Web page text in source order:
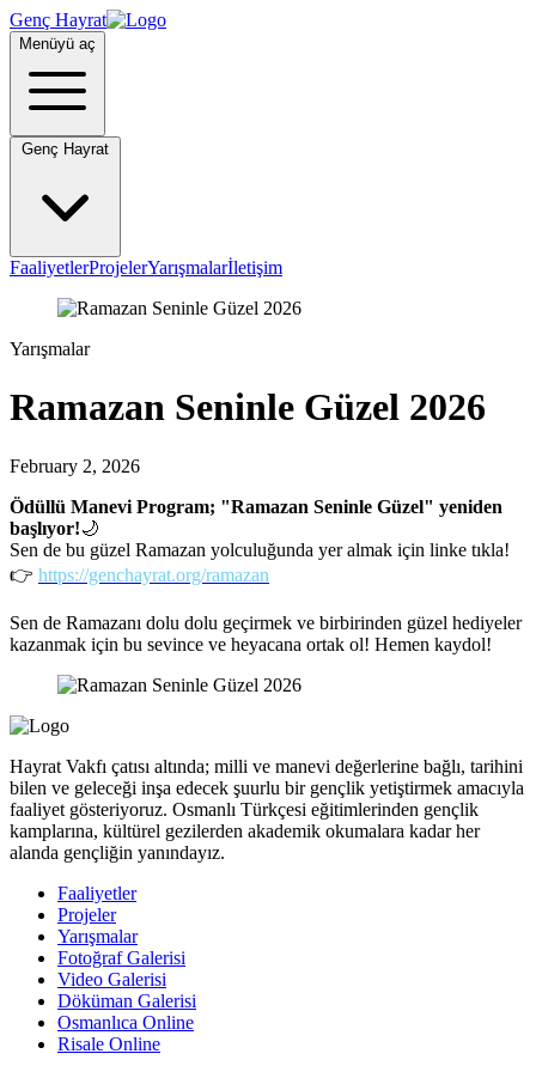
Genç Hayrat
Menüyü aç
FaaliyetlerProjelerYarışmalarİletişim
Yarışmalar
Ramazan Seninle Güzel 2026
February 2, 2026
Ödüllü Manevi Program; "Ramazan Seninle Güzel" yeniden
başlıyor!🌙
Sen de bu güzel Ramazan yolculuğunda yer almak için linke tıkla!
👉 https://genchayrat.org/ramazan
Sen de Ramazanı dolu dolu geçirmek ve birbirinden güzel hediyeler
kazanmak için bu sevince ve heyacana ortak ol! Hemen kaydol!
Hayrat Vakfı çatısı altında; milli ve manevi değerlerine bağlı, tarihini
bilen ve geleceği inşa edecek şuurlu bir gençlik yetiştirmek amacıyla
faaliyet gösteriyoruz. Osmanlı Türkçesi eğitimlerinden gençlik
kamplarına, kültürel gezilerden akademik okumalara kadar her
alanda gençliğin yanındayız.
Faaliyetler
Projeler
Yarışmalar
Fotoğraf Galerisi
Video Galerisi
Döküman Galerisi
Osmanlıca Online
Risale Online